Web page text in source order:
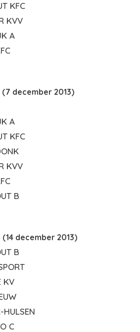
KFC
KVV
A
(7 december 2013)
A
KFC
KVV
B
december 2013)
B
KV
HULSEN
C